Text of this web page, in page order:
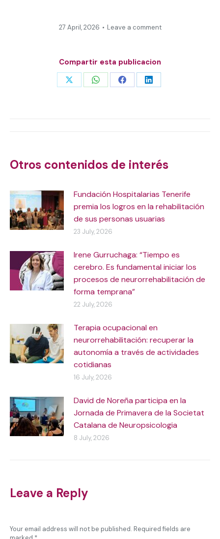
27 April, 2026 Leave a comment
Compartir esta publicacion
Share Share Share Share
Otros contenidos de interés
Fundación Hospitalarias Tenerife
premia los logros en la rehabilitación
de sus personas usuarias
23 July, 2026
Irene Gurruchaga: “Tiempo es
cerebro. Es fundamental iniciar los
procesos de neurorrehabilitación de
forma temprana”
22 July, 2026
Terapia ocupacional en
neurorrehabilitación: recuperar la
autonomía a través de actividades
cotidianas
16 July, 2026
David de Noreña participa en la
Jornada de Primavera de la Societat
Catalana de Neuropsicologia
8 July, 2026
Leave a Reply
Your email address will not be published. Required fields are